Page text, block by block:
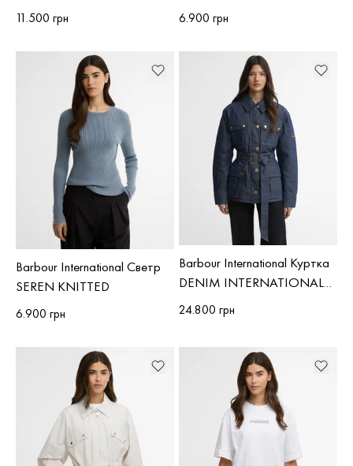
SHOWERPROOF
11.500 грн 6.900 грн
Barbour International Светр
SEREN KNITTED
6.900 грн
Barbour International Куртка
DENIM INTERNATIONAL
CASUAL
24.800 грн